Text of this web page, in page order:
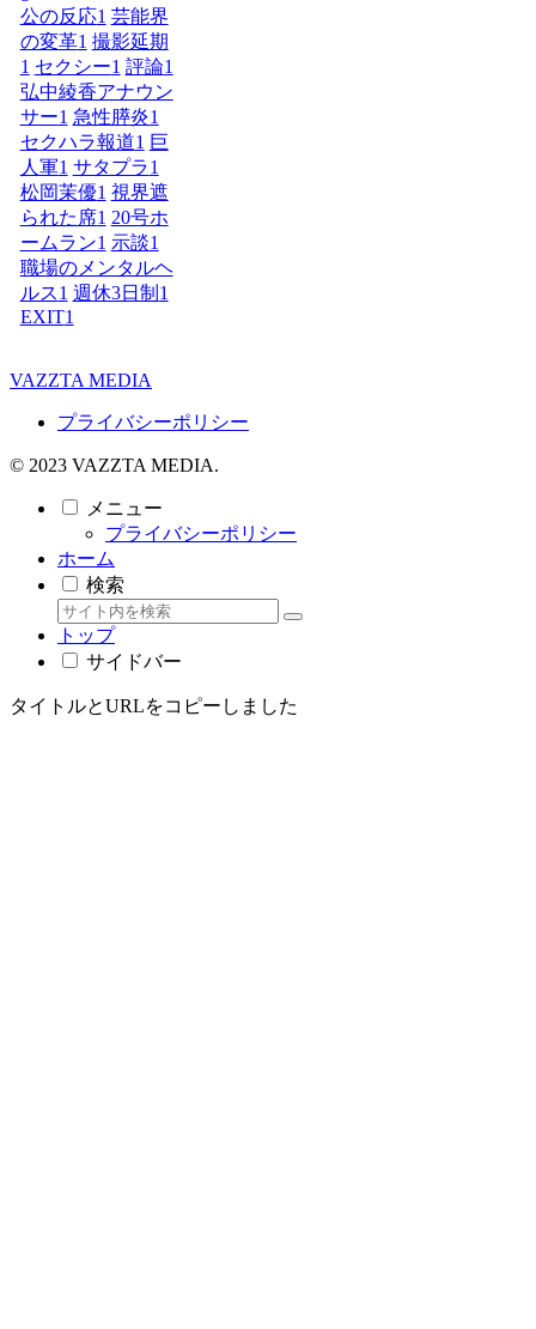
公の反応1 芸能界
の変革1 撮影延期
1 セクシー1 評論1
弘中綾香アナウン
サー1 急性膵炎1
セクハラ報道1 巨
人軍1 サタプラ1
松岡茉優1 視界遮
られた席1 20号ホ
ームラン1 示談1
職場のメンタルヘ
ルス1 週休3日制 1
EXIT1
VAZZTA MEDIA
プライバシーポリシー
© 2023 VAZZTA MEDIA.
メニュー
プライバシーポリシー
ホーム
検索
トップ
サイドバー
タイトルとURLをコピーしました